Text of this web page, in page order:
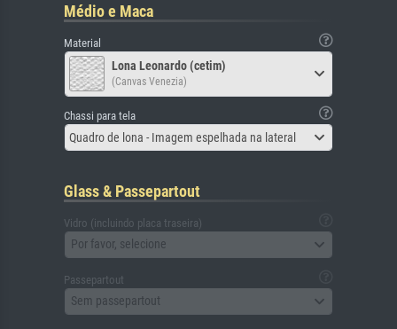
Médio e Maca
Material
Lona Leonardo (cetim)
(Canvas Venezia)
Chassi para tela
Quadro de lona - Imagem espelhada na lateral
Glass & Passepartout
Vidro (incluindo placa traseira)
Por favor, selecione
Passepartout
Sem passepartout